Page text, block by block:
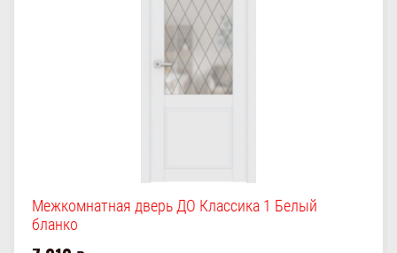
Межкомнатная дверь ДО Классика 1 Белый
бланко